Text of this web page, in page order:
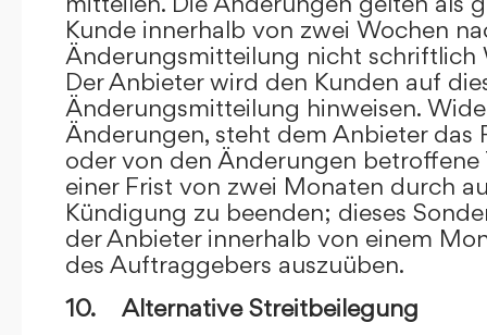
Kunde innerhalb von zwei Wochen
Änderungsmitteilung nicht schriftlich
Der Anbieter wird den Kunden auf
Änderungsmitteilung hinweisen.
Änderungen, steht dem Anbieter das
oder von den Änderungen betroffene
einer Frist von zwei Monaten durch
Kündigung zu beenden; dieses
der Anbieter innerhalb von einem
des Auftraggebers auszuüben.
10. Alternative Streitbeilegung